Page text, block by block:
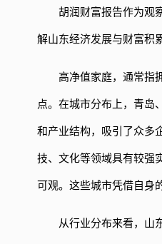
胡润财富报告作为观
解山东经济发展与财富积
高净值家庭，通常指
点。在城市分布上，青岛
和产业结构，吸引了众多
技、文化等领域具有较强
可观。这些城市凭借自身
从行业分布来看，山